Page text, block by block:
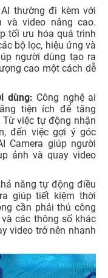
AI thường đi kèm với
và video nâng cao.
tối ưu hóa quá trình
bộ lọc, hiệu ứng và
người dùng tạo ra
cao một cách dễ
dùng: Công nghệ ai
tiện ích để tăng
việc tự động nhận
đến việc gợi ý góc
Camera giúp người
ảnh và quay video
năng tự động điều
giúp tiết kiệm thời
cần phải thủ công
các thông số khác
video trở nên nhanh